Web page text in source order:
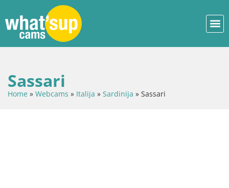
Sassari
Home » Webcams » Italija » Sardinija » Sassari